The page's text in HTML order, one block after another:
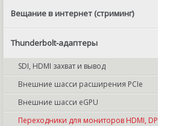
Вещание в интернет (стриминг)
Thunderbolt-адаптеры
SDI, HDMI захват и вывод
Внешние шасси расширения PCIe
Внешние шасси eGPU
Переходники для мониторов HDMI, DP